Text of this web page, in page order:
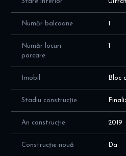
farmacie, unitati medicale,
Va invit sa programati o vizionare!
Număr balcoane 1
Număr locuri
parcare
1
Imobil Bloc
Stadiu construcție
An construcție 2019
Construcție nouă Da